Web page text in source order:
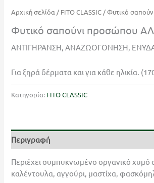
Αρχική σελίδα / FITO CLASSIC / Φυτικό
Φυτικό σαπούνι προσώπου
ΑΝΤΙΓΗΡΑΝΣΗ, ΑΝΑΖΩΟΓΟΝΗΣΗ,
Για ξηρά δέρματα και για κάθε ηλικία.
Κατηγορία: FITO CLASSIC
Περιγραφή
Περιέχει συμπυκνωμένο οργανικό χυμό
καλέντουλα, αγγούρι, μαστίχα,